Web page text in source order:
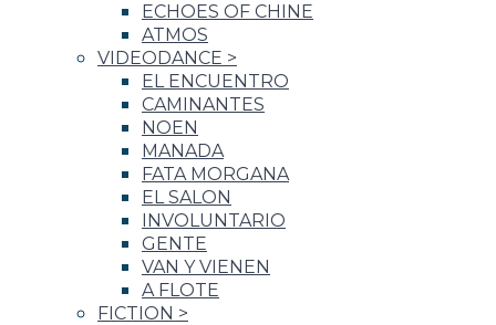
ECHOES OF CHINE
ATMOS
VIDEODANCE >
EL ENCUENTRO
CAMINANTES
NOEN
MANADA
FATA MORGANA
EL SALON
INVOLUNTARIO
GENTE
VAN Y VIENEN
A FLOTE
FICTION >